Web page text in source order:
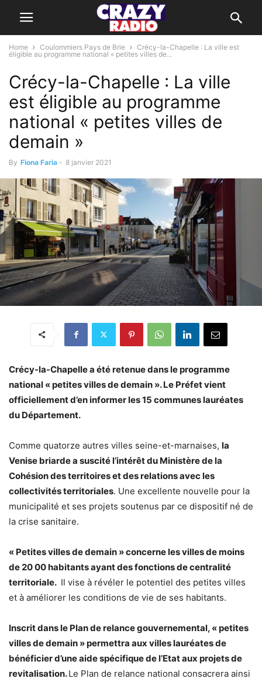
Home Coulommiers Pays de Brie
Crécy-la-Chapelle : La ville est
éligible au programme national « petites villes de...
Crécy-la-Chapelle : La ville
est éligible au programme
national « petites villes de
demain »
By Fiona Faria - 8 janvier 2021
Crécy-la-Chapelle a été retenue dans le programme
national « petites villes de demain ». Le Préfet vient
officiellement d’en informer les 15 communes lauréates
du Département.
Comme quatorze autres villes seine-et-marnaises, la
Venise briarde a suscité l’intérêt du Ministère de la
Cohésion des territoires et des relations avec les
collectivités territoriales. Une excellente nouvelle pour la
municipalité et ses projets soutenus par ce dispositif né de
la crise sanitaire.
« Petites villes de demain » concerne les villes de moins
de 20 00 habitants ayant des fonctions de centralité
territoriale. Il vise à révéler le potentiel des petites villes
et à améliorer les conditions de vie de ses habitants.
Inscrit dans le Plan de relance gouvernemental, « petites
villes de demain » permettra aux villes lauréates de
bénéficier d’une aide spécifique de l’Etat aux projets de
revitalisation.Le Plan de relance national consacrera ainsi